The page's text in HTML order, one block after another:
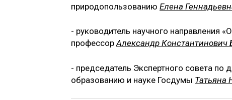
природопользованию Елена
- руководитель научного направления
профессорАлександр Константинович
- председатель Экспертного совета
образованию и науке Госдумы Татьяна